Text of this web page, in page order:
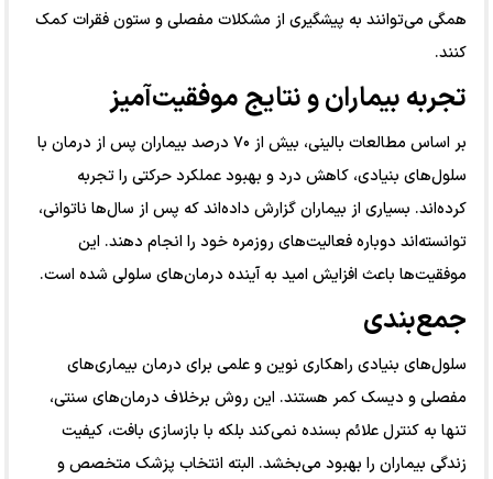
همگی می‌توانند به پیشگیری از مشکلات مفصلی و ستون فقرات کمک
کنند.
تجربه بیماران و نتایج موفقیت‌آمیز
بر اساس مطالعات بالینی، بیش از ۷۰ درصد بیماران پس از درمان با
سلول‌های بنیادی، کاهش درد و بهبود عملکرد حرکتی را تجربه
کرده‌اند. بسیاری از بیماران گزارش داده‌اند که پس از سال‌ها ناتوانی،
توانسته‌اند دوباره فعالیت‌های روزمره خود را انجام دهند. این
موفقیت‌ها باعث افزایش امید به آینده درمان‌های سلولی شده است.
جمع‌بندی
سلول‌های بنیادی راهکاری نوین و علمی برای درمان بیماری‌های
مفصلی و دیسک کمر هستند. این روش برخلاف درمان‌های سنتی،
تنها به کنترل علائم بسنده نمی‌کند بلکه با بازسازی بافت، کیفیت
زندگی بیماران را بهبود می‌بخشد. البته انتخاب پزشک متخصص و